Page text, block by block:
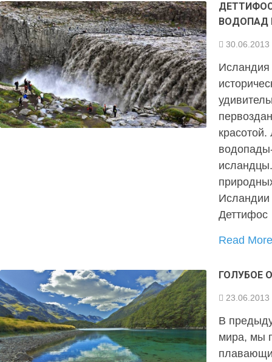
ВОДОПАД
30.06.2013
Исландия
Исландии
Read
ГОЛУБОЕ
23.06.2013
В
мира, мы